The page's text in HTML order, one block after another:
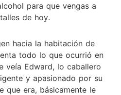
para que vengas a
de hoy.
hacia la habitación de
todo lo que ocurrió en
veía Edward, lo caballero
y apasionado por su
que era, básicamente le